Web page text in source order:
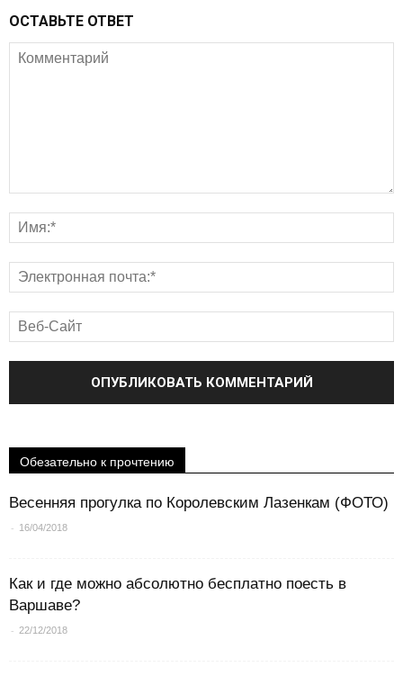
ОСТАВЬТЕ ОТВЕТ
Обезательно к прочтению
Весенняя прогулка по Королевским Лазенкам (ФОТО)
- 16/04/2018
Как и где можно абсолютно бесплатно поесть в
Варшаве?
- 22/12/2018